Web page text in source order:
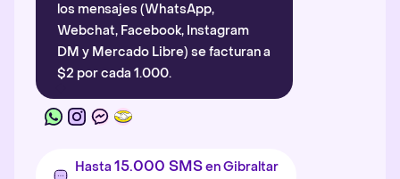
los mensajes (WhatsApp,
Webchat, Facebook, Instagram
DM y Mercado Libre) se facturan a
$2 por cada 1.000.
Hasta 15.000 SMSen Gibraltar